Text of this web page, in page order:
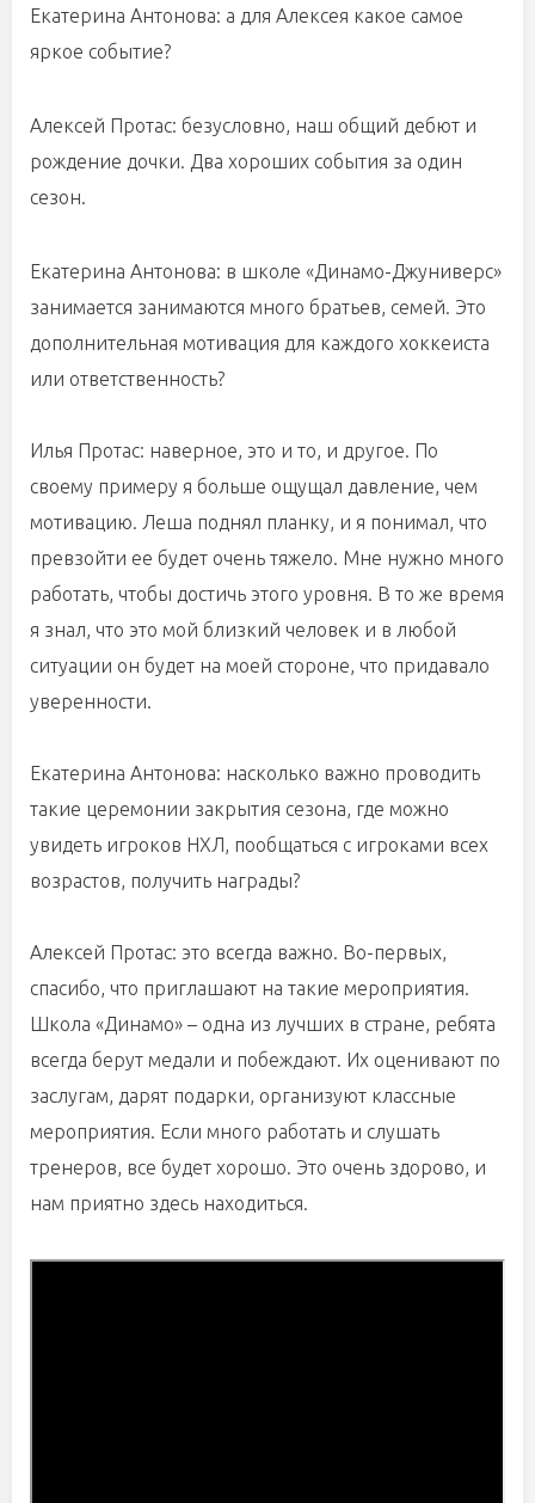
Екатерина Антонова: а для Алексея какое самое
яркое событие?
Алексей Протас: безусловно, наш общий дебют и
рождение дочки. Два хороших события за один
сезон.
Екатерина Антонова: в школе «Динамо-Джуниверс»
занимается занимаются много братьев, семей. Это
дополнительная мотивация для каждого хоккеиста
или ответственность?
Илья Протас: наверное, это и то, и другое. По
своему примеру я больше ощущал давление, чем
мотивацию. Леша поднял планку, и я понимал, что
превзойти ее будет очень тяжело. Мне нужно много
работать, чтобы достичь этого уровня. В то же время
я знал, что это мой близкий человек и в любой
ситуации он будет на моей стороне, что придавало
уверенности.
Екатерина Антонова: насколько важно проводить
такие церемонии закрытия сезона, где можно
увидеть игроков НХЛ, пообщаться с игроками всех
возрастов, получить награды?
Алексей Протас: это всегда важно. Во-первых,
спасибо, что приглашают на такие мероприятия.
Школа «Динамо» – одна из лучших в стране, ребята
всегда берут медали и побеждают. Их оценивают по
заслугам, дарят подарки, организуют классные
мероприятия. Если много работать и слушать
тренеров, все будет хорошо. Это очень здорово, и
нам приятно здесь находиться.